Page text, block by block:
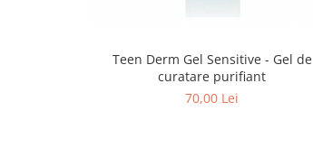
Teen Derm Gel Sensitive - Gel de
curatare purifiant
70,00 Lei